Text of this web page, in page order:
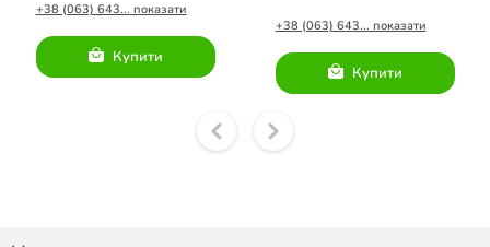
+38 (063) 643... показати
Купити
+38 (063) 643... показати
Купити